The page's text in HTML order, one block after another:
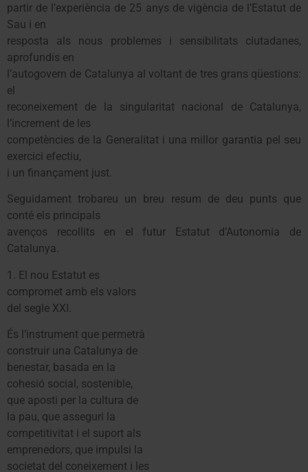
partir de l’experiència de 25 anys de vigència de l’Estatut de
Sau i en
resposta als nous problemes i sensibilitats ciutadanes,
aprofundís en
l’autogovern de Catalunya al voltant de tres grans qüestions:
el
reconeixement de la singularitat nacional de Catalunya,
l’increment de les
competències de la Generalitat i una millor garantia pel seu
exercici efectiu,
i un finançament just.
Seguidament trobareu un breu resum de deu punts que
conté els principals
avenços recollits en el futur Estatut d’Autonomia de
Catalunya.
1. El nou Estatut es
compromet amb els valors
del segle XXI.
És l’instrument que permetrà
construir una Catalunya de
benestar, basada en la
cohesió social, sostenible,
que aposti per la cultura de
la pau, que asseguri la
competitivitat i el suport als
emprenedors, que impulsi la
societat del coneixement i les